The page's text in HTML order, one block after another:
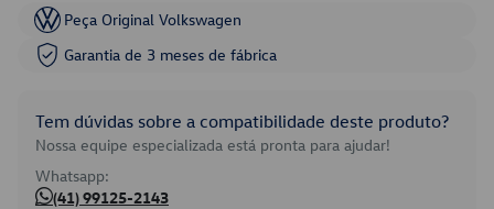
Peça Original Volkswagen
Garantia de 3 meses de fábrica
Tem dúvidas sobre a compatibilidade deste produto?
Nossa equipe especializada está pronta para ajudar!
Whatsapp:
(41) 99125-2143